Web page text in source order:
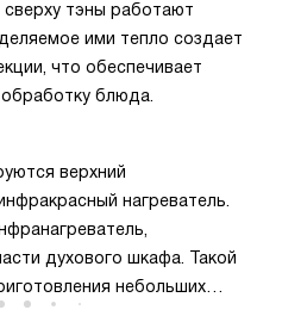
сверху тэны работают
ими тепло создает
что обеспечивает
блюда.
верхний
нагреватель.
духового шкафа. Такой
небольших